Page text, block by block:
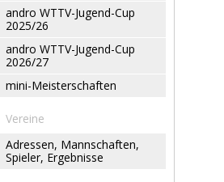
andro WTTV-Jugend-Cup
2025/26
andro WTTV-Jugend-Cup
2026/27
mini-Meisterschaften
Vereine
Adressen, Mannschaften,
Spieler, Ergebnisse